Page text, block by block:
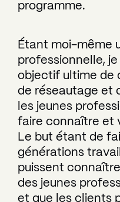
programme.
Étant moi-même
professionnelle,
objectif ultime de
de réseautage et
les jeunes
faire connaître et
Le but étant de
générations
puissent
des jeunes
et que les clients